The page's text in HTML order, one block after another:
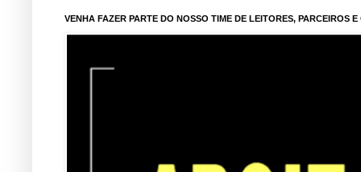
VENHA FAZER PARTE DO NOSSO TIME DE LEITORES, PARCEIROS